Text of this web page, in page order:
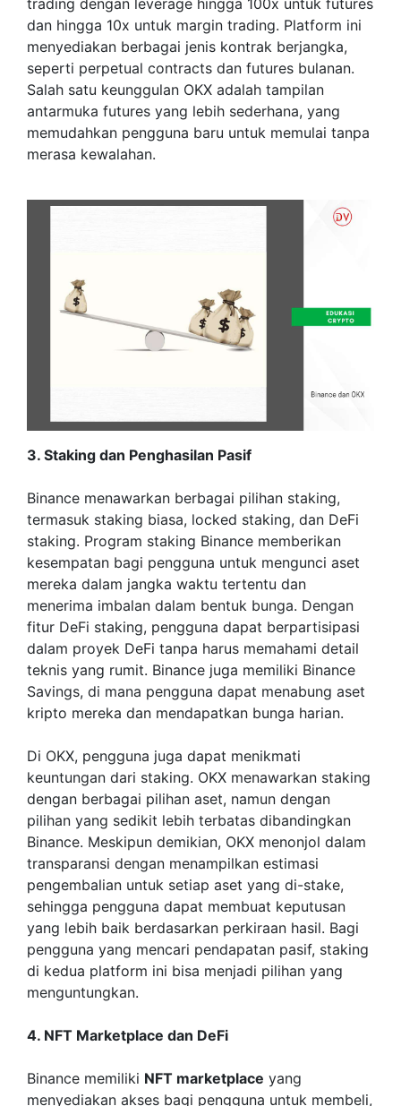
dan hingga 10x untuk margin trading. Platform ini
menyediakan berbagai jenis kontrak berjangka,
seperti perpetual contracts dan futures bulanan.
Salah satu keunggulan OKX adalah tampilan
antarmuka futures yang lebih sederhana, yang
memudahkan pengguna baru untuk memulai tanpa
merasa kewalahan.
3. Staking dan Penghasilan Pasif
Binance menawarkan berbagai pilihan staking,
termasuk staking biasa, locked staking, dan DeFi
staking. Program staking Binance memberikan
kesempatan bagi pengguna untuk mengunci aset
mereka dalam jangka waktu tertentu dan
menerima imbalan dalam bentuk bunga. Dengan
fitur DeFi staking, pengguna dapat berpartisipasi
dalam proyek DeFi tanpa harus memahami detail
teknis yang rumit. Binance juga memiliki Binance
Savings, di mana pengguna dapat menabung aset
kripto mereka dan mendapatkan bunga harian.
Di OKX, pengguna juga dapat menikmati
keuntungan dari staking. OKX menawarkan staking
dengan berbagai pilihan aset, namun dengan
pilihan yang sedikit lebih terbatas dibandingkan
Binance. Meskipun demikian, OKX menonjol dalam
transparansi dengan menampilkan estimasi
pengembalian untuk setiap aset yang di-stake,
sehingga pengguna dapat membuat keputusan
yang lebih baik berdasarkan perkiraan hasil. Bagi
pengguna yang mencari pendapatan pasif, staking
di kedua platform ini bisa menjadi pilihan yang
menguntungkan.
4. NFT Marketplace dan DeFi
Binance memiliki NFT marketplace yang
menyediakan akses bagi pengguna untuk membeli,